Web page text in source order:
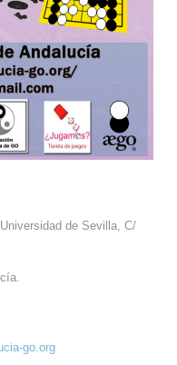
de Sevilla, C/
go.org